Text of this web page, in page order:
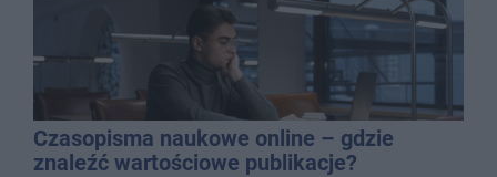
Czasopisma naukowe online – gdzie
znaleźć wartościowe publikacje?